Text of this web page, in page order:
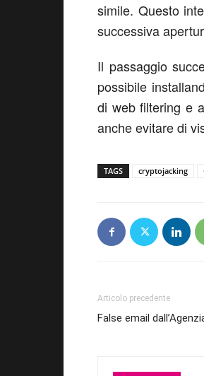
simile. Questo
successiva
Il passaggio
possibile
di web filtering e
anche evitare di
TAGS cryptojacking
Articolo precedente
False email